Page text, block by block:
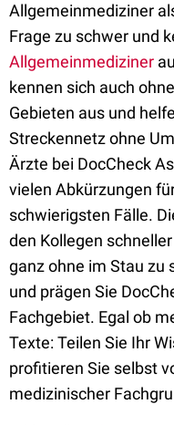
Allgemeinmediziner
Frage zu schwer und
Allgemeinmediziner
kennen sich auch
Gebieten aus und
Streckennetz ohne
Ärzte bei DocCheck
vielen Abkürzungen
schwierigsten Fälle.
den Kollegen
ganz ohne im Stau zu
und prägen Sie
Fachgebiet. Egal ob
Texte: Teilen Sie Ihr
profitieren Sie selbst
medizinischer